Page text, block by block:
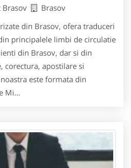
Brasov
Brasov
din Brasov, ofera traduceri
principalele limbi de circulatie
din Brasov, dar si din
corectura, apostilare si
este formata din
Mi...